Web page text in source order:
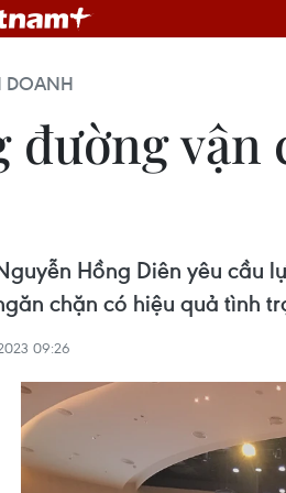
DOANH
đường vận
Hồng Diên yêu cầu
chặn có hiệu quả tình
09:26